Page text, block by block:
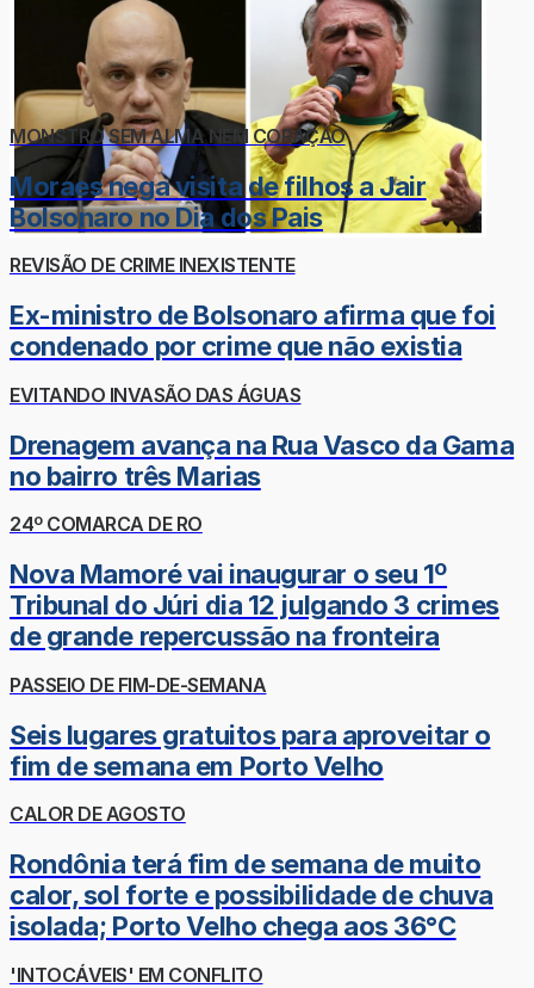
MONSTRO SEM ALMA NEM CORAÇÃO
Moraes nega visita de filhos a Jair
Bolsonaro no Dia dos Pais
REVISÃO DE CRIME INEXISTENTE
Ex-ministro de Bolsonaro afirma que foi
condenado por crime que não existia
EVITANDO INVASÃO DAS ÁGUAS
Drenagem avança na Rua Vasco da Gama
no bairro três Marias
24º COMARCA DE RO
Nova Mamoré vai inaugurar o seu 1º
Tribunal do Júri dia 12 julgando 3 crimes
de grande repercussão na fronteira
PASSEIO DE FIM-DE-SEMANA
Seis lugares gratuitos para aproveitar o
fim de semana em Porto Velho
CALOR DE AGOSTO
Rondônia terá fim de semana de muito
calor, sol forte e possibilidade de chuva
isolada; Porto Velho chega aos 36°C
'INTOCÁVEIS' EM CONFLITO